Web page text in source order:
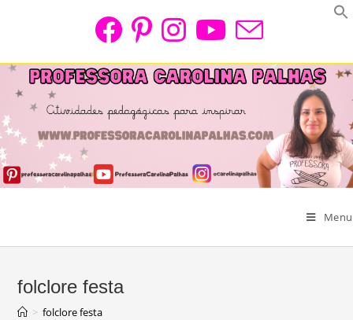
Menu
folclore festa
> folclore festa